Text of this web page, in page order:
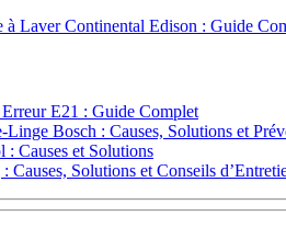
à Laver Continental Edison : Guide
E21 : Guide Complet
Bosch : Causes, Solutions et
Causes et Solutions
Causes, Solutions et Conseils